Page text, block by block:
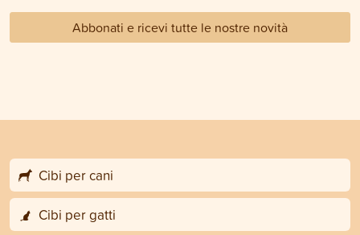
Abbonati e ricevi tutte le nostre novità
Cibi per cani
Cibi per gatti